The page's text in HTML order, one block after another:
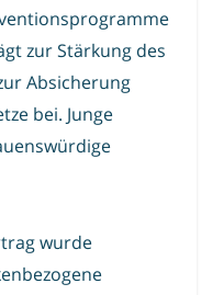
zur Stärkung des
Absicherung
bei. Junge
wurde